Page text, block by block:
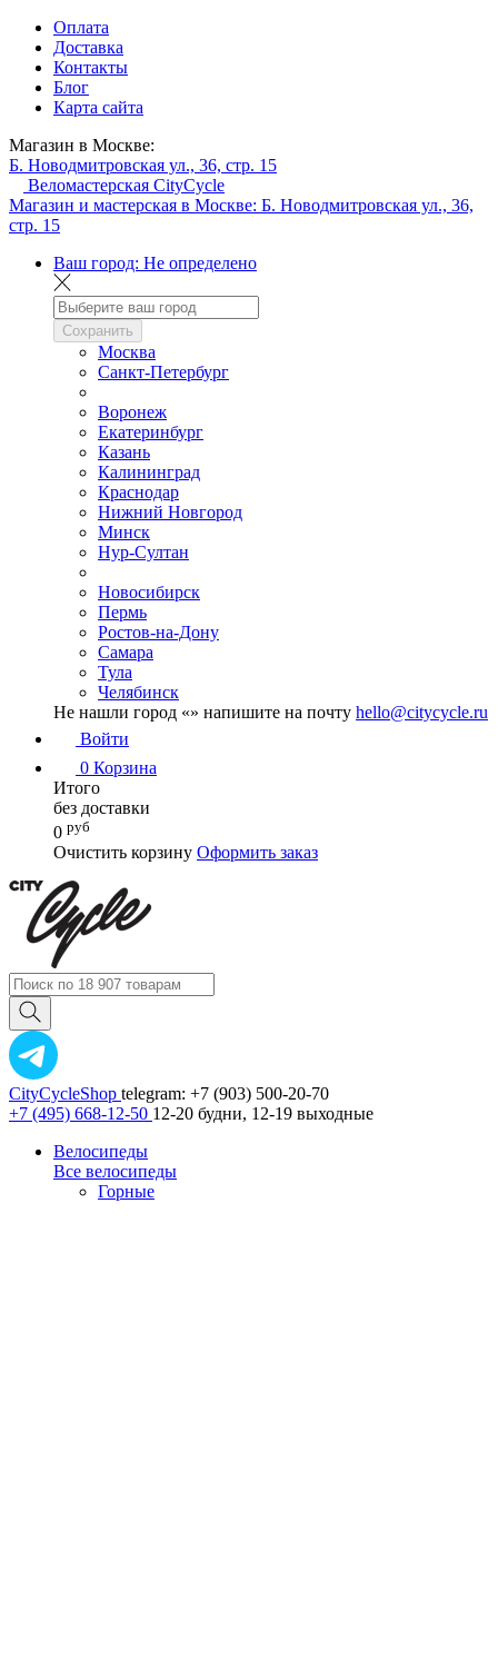
Оплата
Доставка
Контакты
Блог
Карта сайта
Магазин в Москве:
Б. Новодмитровская ул., 36, стр. 15
Веломастерская CityCycle
Магазин и мастерская в Москве: Б. Новодмитровская ул., 36,
стр. 15
Ваш город: Не определено
Сохранить
Москва
Санкт-Петербург
Воронеж
Екатеринбург
Казань
Калининград
Краснодар
Нижний Новгород
Минск
Нур-Султан
Новосибирск
Пермь
Ростов-на-Дону
Самара
Тула
Челябинск
Не нашли город «» напишите на почту hello@citycycle.ru
Войти
0 Корзина
Итого
без доставки
0 руб
Очистить корзину Оформить заказ
CityCycleShop telegram: +7 (903) 500-20-70
+7 (495) 668-12-50 12-20 будни, 12-19 выходные
Велосипеды
Все велосипеды
Горные